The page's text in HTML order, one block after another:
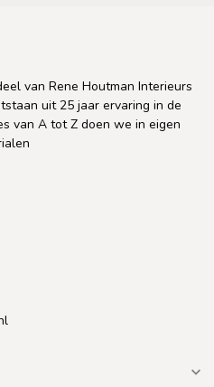
van Rene Houtman Interieurs
uit 25 jaar ervaring in de
van A tot Z doen we in eigen